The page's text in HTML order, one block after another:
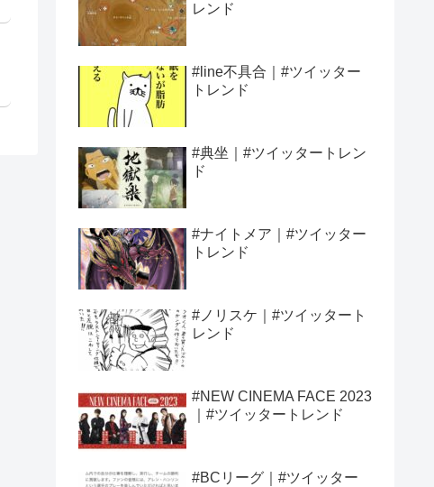
レンド
#line不具合｜#ツイッター
トレンド
#典坐｜#ツイッタートレン
ド
#ナイトメア｜#ツイッター
トレンド
#ノリスケ｜#ツイッタート
レンド
#NEW CINEMA FACE 2023
｜#ツイッタートレンド
#BCリーグ｜#ツイッター